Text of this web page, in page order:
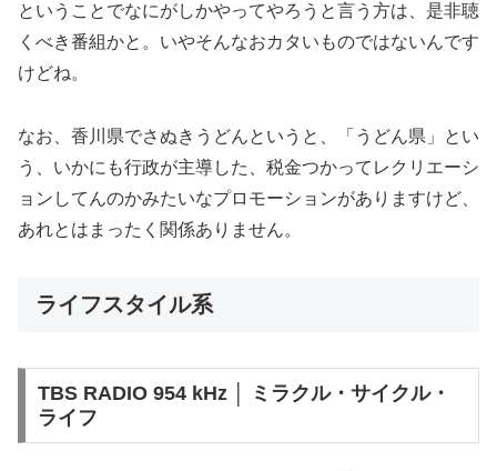
ということでなにがしかやってやろうと言う方は、是非聴
くべき番組かと。いやそんなおカタいものではないんです
けどね。
なお、香川県でさぬきうどんというと、「うどん県」とい
う、いかにも行政が主導した、税金つかってレクリエーシ
ョンしてんのかみたいなプロモーションがありますけど、
あれとはまったく関係ありません。
ライフスタイル系
TBS RADIO 954 kHz │ ミラクル・サイクル・
ライフ